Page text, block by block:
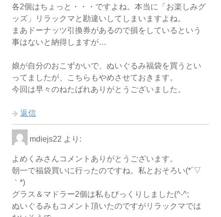
各2個はちょっと・・・ですよね。本当に「お楽しみグ
ッズ」リラックマと勘違いしてしまいますよね。
まあドーナッツ引換券があるので損をしているという
事はないと納得しますが…
娘が自分のおこずかいで、ぬいぐるみ福袋を買うとい
ってましたが、こちらもやめさせておきます。
今回は早々のねたばれありがとうございました。
返信
mdiejs22 より:
よめくみさんコメントありがとうございます。
朝一で福袋買いに行ったのですね。私とおそろい(*´▽
｀*)
グラス＆マドラー2個は私もびっくりしました(^-^;
ぬいぐるみもコメント頂いたのですがリラックマでは